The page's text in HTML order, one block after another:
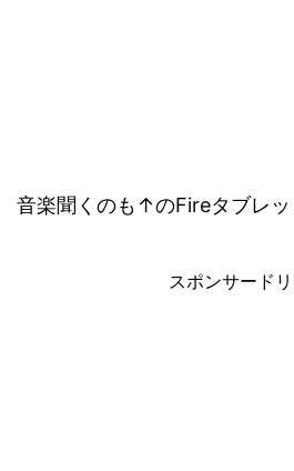
音楽聞くのも↑のFireタブレッ
スポンサード